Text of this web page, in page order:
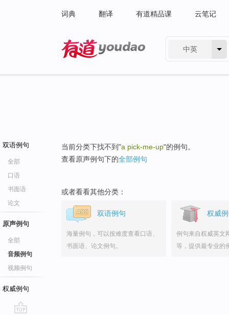
词典 翻译 有道精品课 云笔记
中英
双语例句
全部
口语
书面语
论文
原声例句
全部
音频例句
视频例句
权威例句
当前分类下找不到"a pick-me-up"的例句。
查看原声例句下的全部例句
或者看看其他分类：
双语例句
海量例句，可以按难度查看口语、
书面语、论文例句。
权威
例句来自权威英文
等，提供最专业的